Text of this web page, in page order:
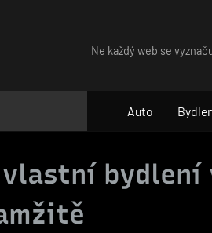
Ne každý web se
Auto
vlastní bydlení